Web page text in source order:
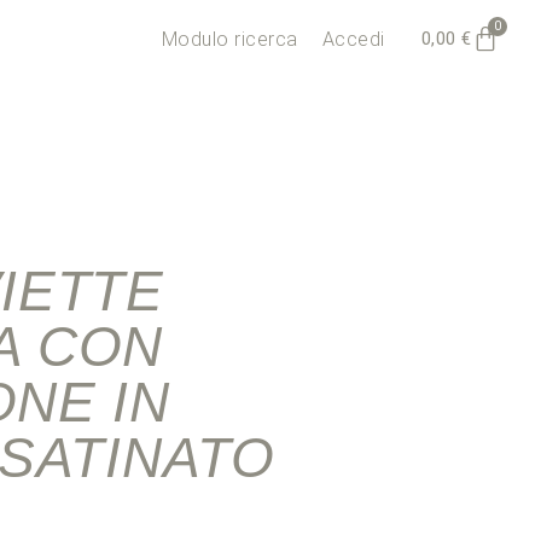
Modulo ricerca Accedi 0,00€
0
CON
IN